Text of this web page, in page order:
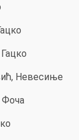
Невесиње
Фоча